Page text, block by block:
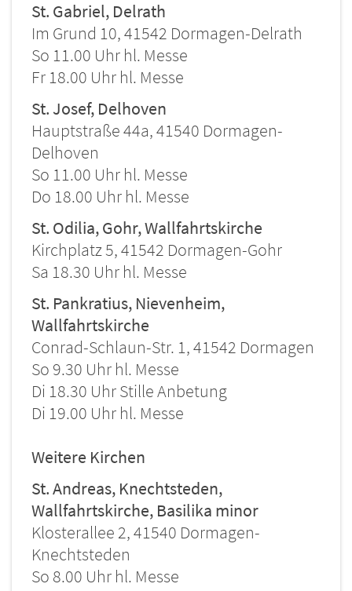
St. Gabriel, Delrath
Im Grund 10, 41542 Dormagen-Delrath
So 11.00 Uhr hl. Messe
Fr 18.00 Uhr hl. Messe
St. Josef, Delhoven
Hauptstraße 44a, 41540 Dormagen-
Delhoven
So 11.00 Uhr hl. Messe
Do 18.00 Uhr hl. Messe
St. Odilia, Gohr, Wallfahrtskirche
Kirchplatz 5, 41542 Dormagen-Gohr
Sa 18.30 Uhr hl. Messe
St. Pankratius, Nievenheim,
Wallfahrtskirche
Conrad-Schlaun-Str. 1, 41542 Dormagen
So 9.30 Uhr hl. Messe
Di 18.30 Uhr Stille Anbetung
Di 19.00 Uhr hl. Messe
Weitere Kirchen
St. Andreas, Knechtsteden,
Wallfahrtskirche, Basilika minor
Klosterallee 2, 41540 Dormagen-
Knechtsteden
So 8.00 Uhr hl. Messe